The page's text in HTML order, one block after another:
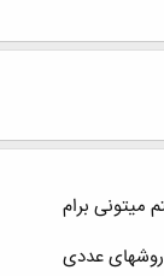
میتونی برام
روشهای عددی